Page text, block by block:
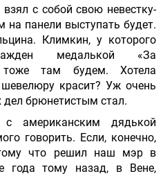
с собой свою невестку-
на панели выступать будет.
Климкин, у которого
медалькой «За
тоже там будем. Хотела
красит? Уж очень
брюнетистым стал.
с американским дядькой
говорить. Если, конечно,
что решил наш мэр в
года тому назад, в Вене,